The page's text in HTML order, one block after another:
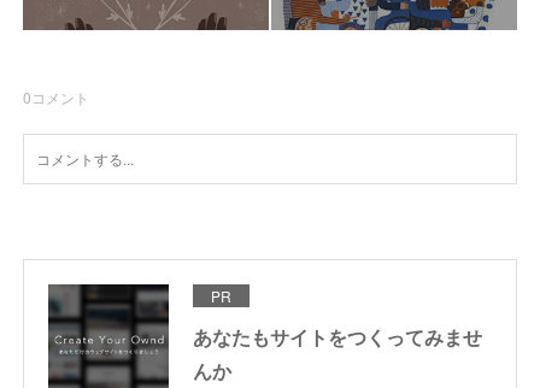
0コメント
PR
あなたもサイトをつくってみませ
んか